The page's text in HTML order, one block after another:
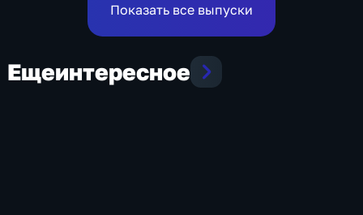
Показать все выпуски
Ещеинтересное